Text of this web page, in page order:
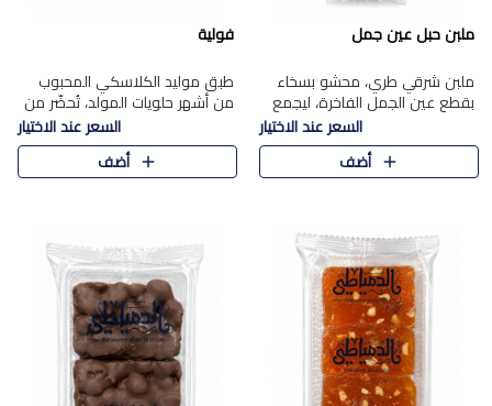
ملبن حبل عين جمل
ملبن شرقي طري، محشو بسخاء
بقطع عين الجمل الفاخرة، ليجمع
بين القوام الناعم وقرمشة الجوز
في مذاق شرقي أصيل.
السعر عند الاختيار
أضف
فولية
طبق موليد الكلاسكي المحبوب
من أشهر حلويات المولد، تُحضّر من
فول سوداني محمص بعناية
ومغلف بطبقة رقيقة من السكر
المكرمل، لتمنحك قرمشة أصيلة
السعر عند الاختيار
أضف